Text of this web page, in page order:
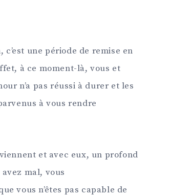
une période de remise en
à ce moment-là, vous et
n’a pas réussi à durer et les
à vous rendre
et avec eux, un profond
avez mal, vous
vous n’êtes pas capable de